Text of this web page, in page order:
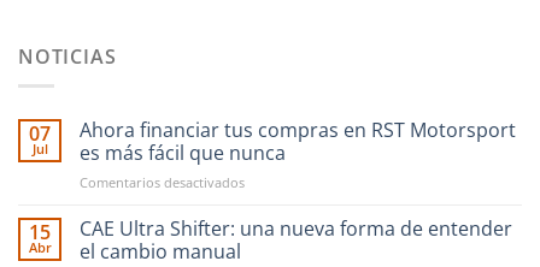
NOTICIAS
07
Jul
Ahora financiar tus compras en RST Motorsport
es más fácil que nunca
Comentarios desactivadosen
financiar
15
Abr
CAE Ultra Shifter: una nueva forma de entender
el cambio manual